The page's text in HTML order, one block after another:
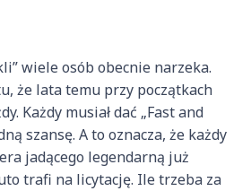
wiele osób obecnie narzeka.
że lata temu przy początkach
Każdy musiał dać „Fast and
szansę. A to oznacza, że każdy
jadącego legendarną już
trafi na licytację. Ile trzeba za